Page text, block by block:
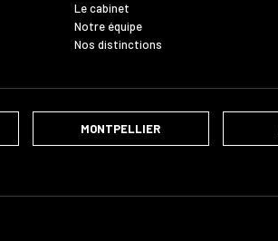
Le cabinet
Notre équipe
Nos distinctions
MONTPELLIER